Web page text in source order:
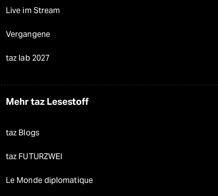
Live im Stream
Vergangene
taz lab 2027
Mehr taz Lesestoff
taz Blogs
taz FUTURZWEI
Le Monde diplomatique